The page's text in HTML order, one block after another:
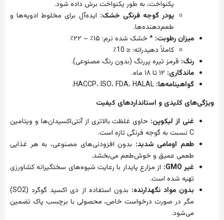
یکنواخت، به طور یکنواخت برش داده شود.
پودر گوجه فرنگی خشک: ایده‌آل برای مخلوط ادویه‌ها و
طعم‌دهنده‌ها.
میزان رطوبت:
* خشک شده نرم: ۱۵٪ – ۲۲٪
کاملاً دهیدراته: ≤ 10
٪
رنگ: قرمز تیره پررنگ (بدون رنگ مصنوعی).
ماندگاری: ۱۲ تا۱۸ ماه.
گواهینامه‌ها: ، ISO، FDA، HALAL.
ویژگی‌های کلیدی و استانداردهای کیفیت
غنی از لیکوپن: حاوی غلظت بالاتری از آنتی‌اکسیدان‌ها و ویتامین
C نسبت به گوجه فرنگی تازه است.
طعم اومامی شدید: بدون افزودنی‌های مصنوعی، به هر غذایی
طعمی عمیق و خوش‌طعم می‌بخشد.
غیرGMO: از مزارع پایدار با رعایت شیوه‌های سختگیرانهکشاورزی
تهیه شده است.
بدون مواد نگهدارنده: بدون استفاده از دی اکسید گوگرد(SO2)
مگر در صورت درخواست خاص، محصولی با برچسب پاک تضمین
می‌شود.